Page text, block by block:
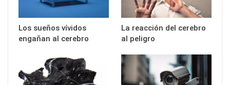
Los sueños vívidos
engañan al cerebro
La reacción del cerebro
al peligro